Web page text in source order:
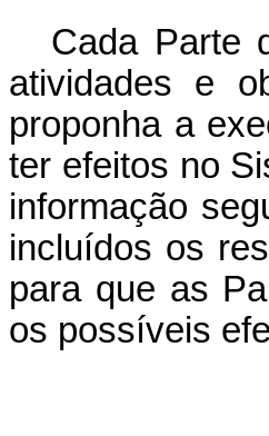
Cada Parte
atividades e
proponha a
ter efeitos no
informação
incluídos os
para que as
os possíveis